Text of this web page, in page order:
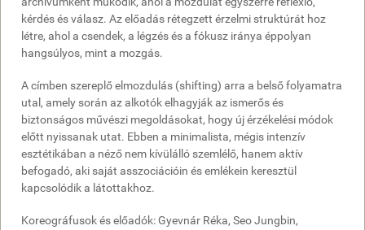
kérdés és válasz. Az előadás rétegzett érzelmi struktúrát hoz
létre, ahol a csendek, a légzés és a fókusz iránya éppolyan
hangsúlyos, mint a mozgás.
A címben szereplő elmozdulás (shifting) arra a belső folyamatra
utal, amely során az alkotók elhagyják az ismerős és
biztonságos művészi megoldásokat, hogy új érzékelési módok
előtt nyissanak utat. Ebben a minimalista, mégis intenzív
esztétikában a néző nem kívülálló szemlélő, hanem aktív
befogadó, aki saját asszociációin és emlékein keresztül
kapcsolódik a látottakhoz.
Koreográfusok és előadók: Gyevnár Réka, Seo Jungbin,